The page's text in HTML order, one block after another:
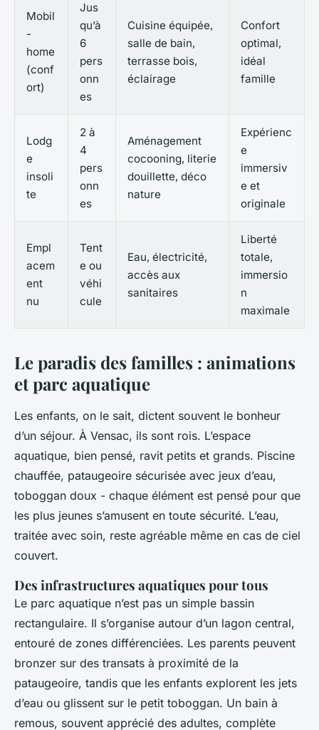
Mobil
-
home
(conf
ort)
Jus
qu’à
6
pers
onn
es
Cuisine équipée,
salle de bain,
terrasse bois,
éclairage
Confort
optimal,
idéal
famille
Lodg
e
insoli
te
2 à
4
pers
onn
es
Aménagement
cocooning, literie
douillette, déco
nature
Expérienc
e
immersiv
e et
originale
Empl
acem
ent
nu
Tent
e ou
véhi
cule
Eau, électricité,
accès aux
sanitaires
Liberté
totale,
immersio
n
maximale
Le paradis des familles : animations
et parc aquatique
Les enfants, on le sait, dictent souvent le bonheur
d’un séjour. À Vensac, ils sont rois. L’espace
aquatique, bien pensé, ravit petits et grands. Piscine
chauffée, pataugeoire sécurisée avec jeux d’eau,
toboggan doux - chaque élément est pensé pour que
les plus jeunes s’amusent en toute sécurité. L’eau,
traitée avec soin, reste agréable même en cas de ciel
couvert.
Des infrastructures aquatiques pour tous
Le parc aquatique n’est pas un simple bassin
rectangulaire. Il s’organise autour d’un lagon central,
entouré de zones différenciées. Les parents peuvent
bronzer sur des transats à proximité de la
pataugeoire, tandis que les enfants explorent les jets
d’eau ou glissent sur le petit toboggan. Un bain à
remous, souvent apprécié des adultes, complète